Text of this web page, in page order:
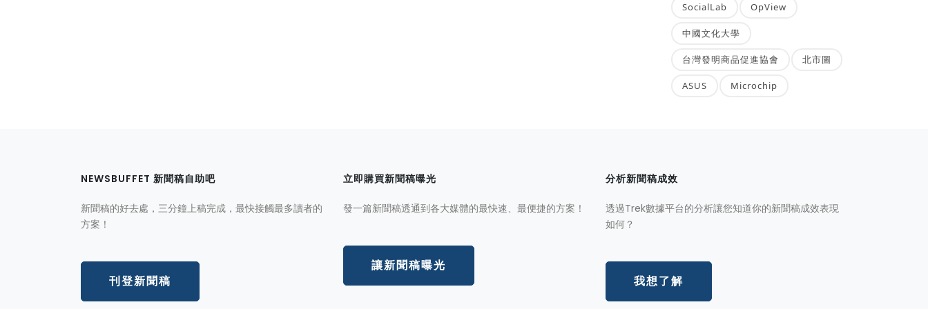
SocialLab OpView
中國文化大學
台灣發明商品促進協會 北市圖
ASUS Microchip
NEWSBUFFET 新聞稿自助吧
新聞稿的好去處，三分鐘上稿完成，最快接觸最多讀者的
方案！
刊登新聞稿
立即購買新聞稿曝光
發一篇新聞稿透通到各大媒體的最快速、最便捷的方案！
讓新聞稿曝光
分析新聞稿成效
透過Trek數據平台的分析讓您知道你的新聞稿成效表現
如何？
我想了解